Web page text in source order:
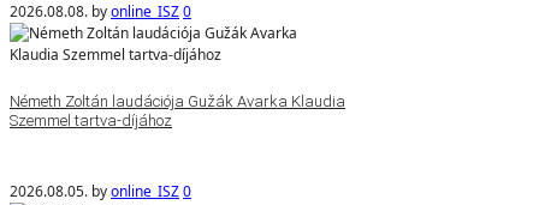
2026.08.08. byonline_ISZ0
Németh Zoltán laudációja Gužák Avarka Klaudia
Szemmel tartva-díjához
2026.08.05. byonline_ISZ0